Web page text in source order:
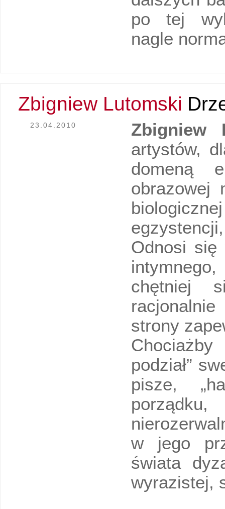
po tej
nagle
Zbigniew Lutomski
23.04.2010
artystów,
domeną
obrazowej
Odnosi się
intymnego,
chętniej
strony
podział”
pisze,
w jego
świata
wyrazistej,